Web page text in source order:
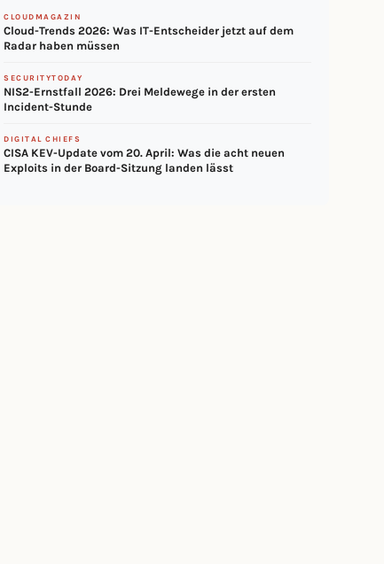
CLOUDMAGAZIN
Cloud-Trends 2026: Was IT-Entscheider jetzt auf dem
Radar haben müssen
SECURITYTODAY
NIS2-Ernstfall 2026: Drei Meldewege in der ersten
Incident-Stunde
DIGITAL CHIEFS
CISA KEV-Update vom 20. April: Was die acht neuen
Exploits in der Board-Sitzung landen lässt